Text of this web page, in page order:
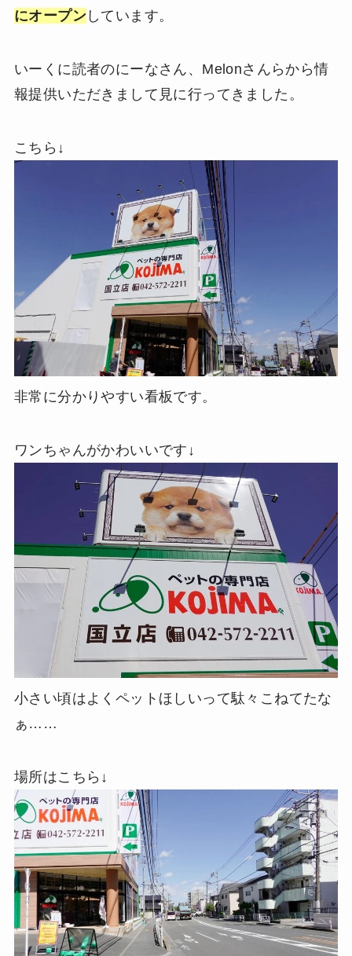
にオープンしています。
いーくに読者のにーなさん、Melonさんらから情
報提供いただきまして見に行ってきました。
こちら↓
非常に分かりやすい看板です。
ワンちゃんがかわいいです↓
小さい頃はよくペットほしいって駄々こねてたな
ぁ……
場所はこちら↓